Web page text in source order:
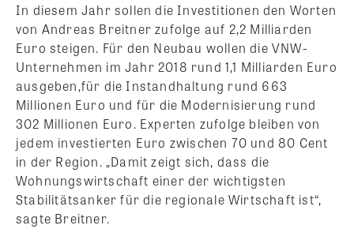
In diesem Jahr sollen die Investitionen den Worten
von Andreas Breitner zufolge auf 2,2 Milliarden
Euro steigen. Für den Neubau wollen die VNW-
Unternehmen im Jahr 2018 rund 1,1 Milliarden Euro
ausgeben,für die Instandhaltung rund 663
Millionen Euro und für die Modernisierung rund
302 Millionen Euro. Experten zufolge bleiben von
jedem investierten Euro zwischen 70 und 80 Cent
in der Region. „Damit zeigt sich, dass die
Wohnungswirtschaft einer der wichtigsten
Stabilitätsanker für die regionale Wirtschaft ist“,
sagte Breitner.